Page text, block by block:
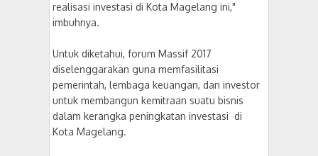
realisasi investasi di Kota Magelang ini,"
imbuhnya.
Untuk diketahui, forum Massif 2017
diselenggarakan guna memfasilitasi
pemerintah, lembaga keuangan, dan investor
untuk membangun kemitraan suatu bisnis
dalam kerangka peningkatan investasi di
Kota Magelang.